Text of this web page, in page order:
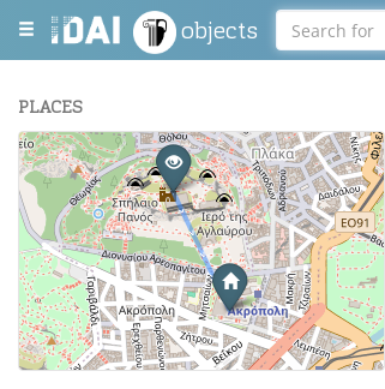
objects
PLACES
+
Leaflet| Maps and Data ©OpenStreetMap.